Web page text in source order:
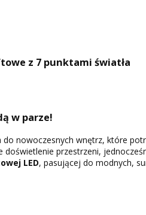
z 7 punktami światła
w parze!
nowoczesnych wnętrz, które
przestrzeni,
LED, pasującej do modnych,